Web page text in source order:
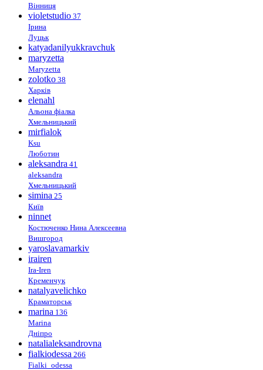
Вінниця
violetstudio 37
Ірина
Луцьк
katyadanilyukkravchuk
maryzetta
Maryzetta
zolotko 38
Харків
elenahl
Альона фіалка
Хмельницький
mirfialok
Ksu
Люботин
aleksandra 41
aleksandra
Хмельницький
simina 25
Київ
ninnet
Костюченко Нина Алексеевна
Вишгород
yaroslavamarkiv
irairen
Ira-Iren
Кременчук
natalyavelichko
Краматорськ
marina 136
Marina
Дніпро
natalialeksandrovna
fialkiodessa 266
Fialki_odessa